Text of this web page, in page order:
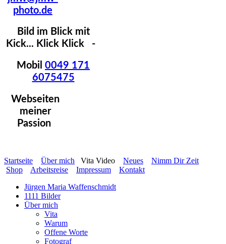
photo.de
Bild im Blick mit
Kick... Klick Klick -
Mobil 0049 171
6075475
Webseiten
meiner
Passion
Startseite Über mich Vita Video Neues
Nimm Dir Zeit
Shop
Arbeitsreise Impressum
Kontakt
Jürgen Maria Waffenschmidt
1111 Bilder
Über mich
Vita
Warum
Offene Worte
Fotograf